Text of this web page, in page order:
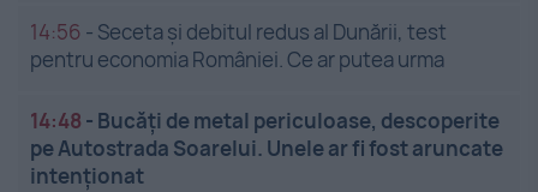
14:56 - Seceta și debitul redus al Dunării, test
pentru economia României. Ce ar putea urma
14:48 - Bucăți de metal periculoase, descoperite
pe Autostrada Soarelui. Unele ar fi fost aruncate
intenționat